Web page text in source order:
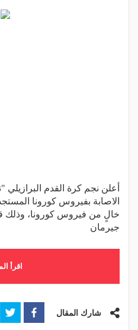
أعلن نجم كرة القدم البرازيلي
الاصابة بفيروس كورونا
خالٍ من فيروس كورونا، وذلك
جيرمان
اقرأ
شارك المقال